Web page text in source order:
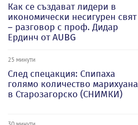
Как се създават лидери в
икономически несигурен свят
– разговор с проф. Дидар
Ердинч от AUBG
25 минути
След спецакция: Спипаха
голямо количество марихуана
в Старозагорско (СНИМКИ)
30 минути